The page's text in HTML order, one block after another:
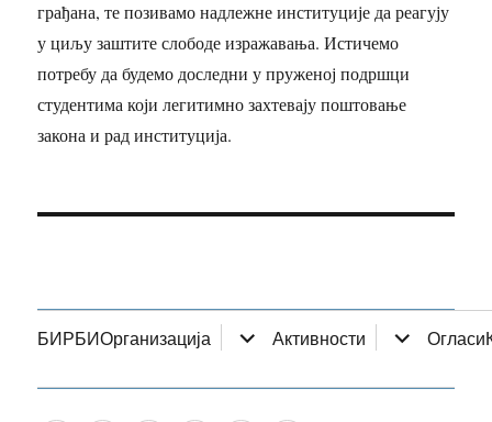
грађана, те позивамо надлежне институције да реагују
у циљу заштите слободе изражавања. Истичемо
потребу да будемо доследни у пруженој подршци
студентима који легитимно захтевају поштовање
закона и рад институција.
БИРБИОрганизација прошири
изборникАктивности прошири
изборник
Огласи